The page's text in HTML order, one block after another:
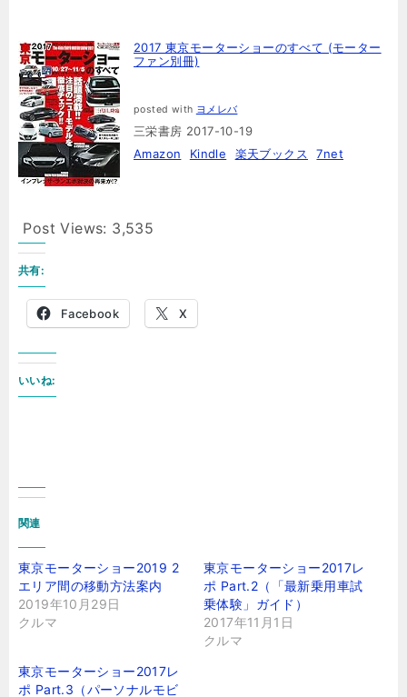
2017 東京モーターショーのすべて (モーター
ファン別冊)
posted with ヨメレバ
三栄書房 2017-10-19
Amazon
Kindle 楽天ブックス 7net
Post Views: 3,535
共有:
Facebook X
いいね:
関連
東京モーターショー2019 2
エリア間の移動方法案内
2019年10月29日
クルマ
東京モーターショー2017レ
ポ Part.2（「最新乗用車試
乗体験」ガイド）
2017年11月1日
クルマ
東京モーターショー2017レ
ポ Part.3（パーソナルモビ